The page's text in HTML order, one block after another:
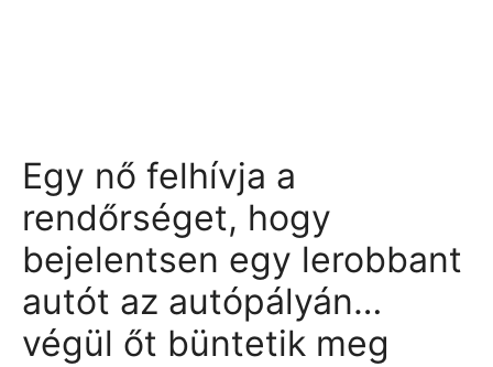
Egy nő felhívja a
rendőrséget, hogy
bejelentsen egy lerobbant
autót az autópályán…
végül őt büntetik meg